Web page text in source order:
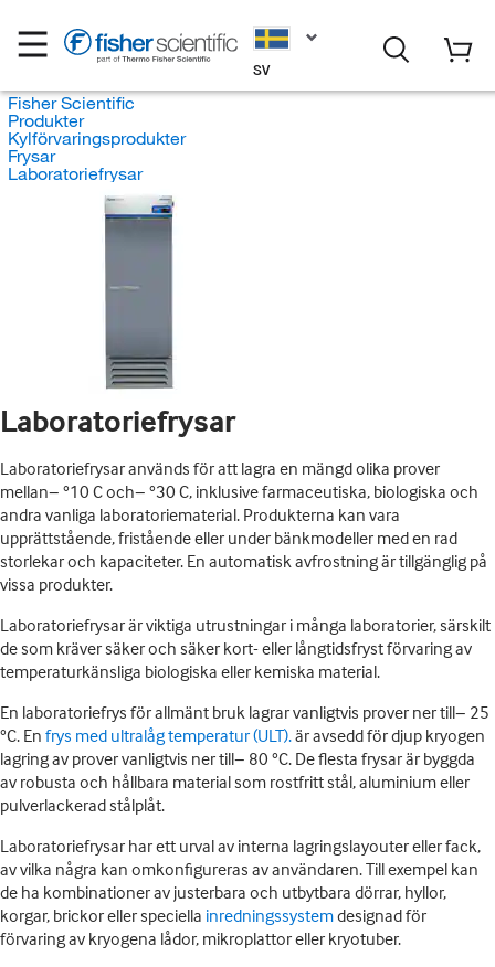
SV
Fisher Scientific
Produkter
Kylförvaringsprodukter
Frysar
Laboratoriefrysar
Laboratoriefrysar
Laboratoriefrysar används för att lagra en mängd olika prover
mellan− °10 C och− °30 C, inklusive farmaceutiska, biologiska och
andra vanliga laboratoriematerial. Produkterna kan vara
upprättstående, fristående eller under bänkmodeller med en rad
storlekar och kapaciteter. En automatisk avfrostning är tillgänglig på
vissa produkter.
Laboratoriefrysar är viktiga utrustningar i många laboratorier, särskilt
de som kräver säker och säker kort- eller långtidsfryst förvaring av
temperaturkänsliga biologiska eller kemiska material.
En laboratoriefrys för allmänt bruk lagrar vanligtvis prover ner till− 25
°C. En frys med ultralåg temperatur (ULT).är avsedd för djup kryogen
lagring av prover vanligtvis ner till− 80 °C. De flesta frysar är byggda
av robusta och hållbara material som rostfritt stål, aluminium eller
pulverlackerad stålplåt.
Laboratoriefrysar har ett urval av interna lagringslayouter eller fack,
av vilka några kan omkonfigureras av användaren. Till exempel kan
de ha kombinationer av justerbara och utbytbara dörrar, hyllor,
korgar, brickor eller speciella inredningssystemdesignad för
förvaring av kryogena lådor, mikroplattor eller kryotuber.